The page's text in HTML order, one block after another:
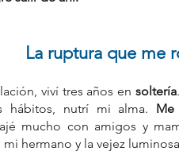
La ruptura que
viví tres años en soltería
hábitos, nutrí mi alma.
mucho con amigos y
hermano y la vejez